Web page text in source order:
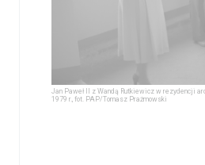
Jan Paweł II z Wandą Rutkiewicz w rezydencji
1979 r., fot. PAP/Tomasz Prażmowski